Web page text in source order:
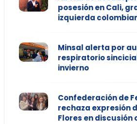
posesión en Cali,
izquierda
Minsal alerta por
respiratorio
invierno
Confederación de
rechaza expresión
Flores en discusión